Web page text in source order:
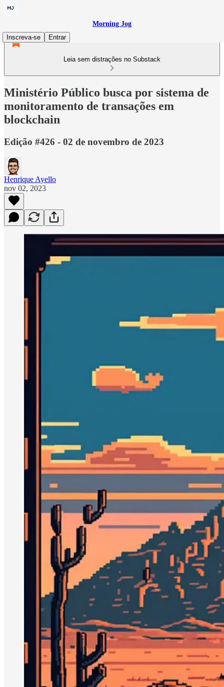
Morning Jog
Inscreva-se
Entrar
Leia sem distrações no Substack
Ministério Público busca por sistema de
monitoramento de transações em
blockchain
Edição #426 - 02 de novembro de 2023
Henrique Ayello
nov 02, 2023